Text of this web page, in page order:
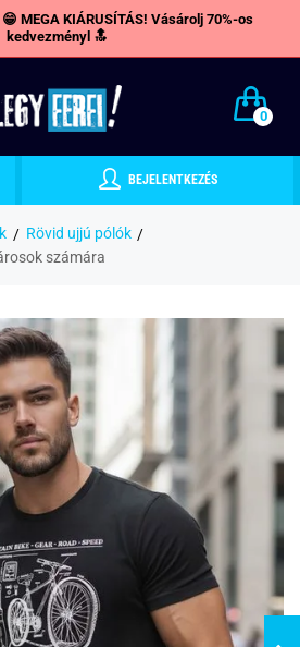
MEGA KIÁRUSÍTÁS! Vásárolj 70%-os
kedvezményl 🔝
0
BEJELENTKEZÉS
Rövid ujjú pólók
számára